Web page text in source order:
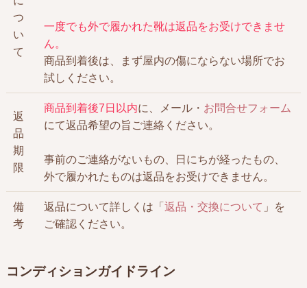
つ
い
て
一度でも外で履かれた靴は返品をお受けできませ
ん。
商品到着後は、まず屋内の傷にならない場所でお
試しください。
返
品
期
限
商品到着後7日以内に、メール・ お問合せフォーム
にて返品希望の旨ご連絡ください。
事前のご連絡がないもの、日にちが経ったもの、
外で履かれたものは返品をお受けできません。
備
考
返品について詳しくは「 返品・交換について 」を
ご確認ください。
コンディションガイドライン